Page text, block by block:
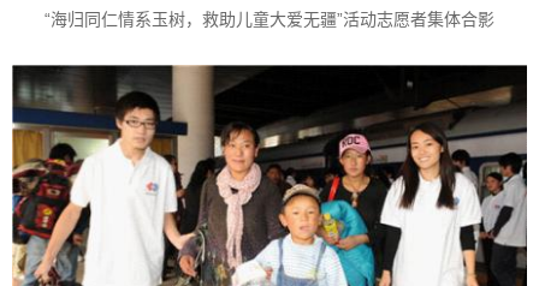
“海归同仁情系玉树，救助儿童大爱无疆”活动志愿者集体合影